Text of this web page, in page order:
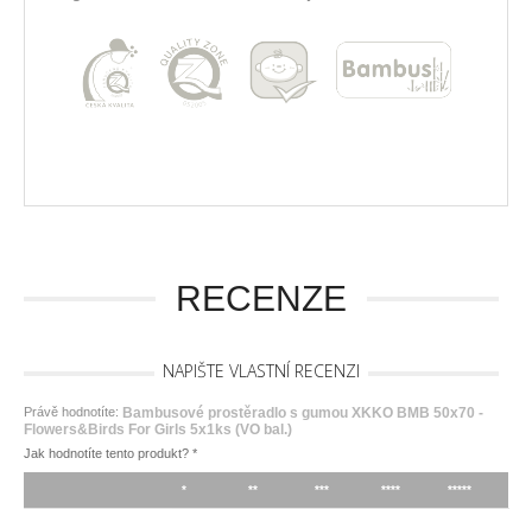
RECENZE
NAPIŠTE VLASTNÍ RECENZI
Právě hodnotíte: Bambusové prostěradlo s gumou XKKO BMB 50x70 -
Flowers&Birds For Girls 5x1ks (VO bal.)
Jak hodnotíte tento produkt? *
* ** *** **** *****